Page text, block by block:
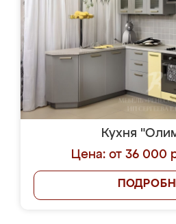
Кухня
Цена: от 36 000